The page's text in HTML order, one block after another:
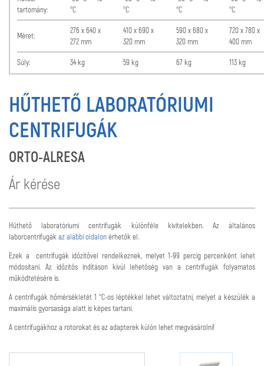
HŰTHETŐ LABORATÓRIUMI
CENTRIFUGÁK
ORTO-ALRESA
Ár kérése
Hűthető laboratóriumi centrifugák különféle kivitelekben. Az általános
laborcentrifugákaz alábbi oldalonérhetők el.
Ezek a centrifugák időzítővel rendelkeznek, melyet 1-99 percig percenként lehet
módosítani. Az időzítős indításon kívül lehetőség van a centrifugák folyamatos
működtetésére is.
A centrifugák hőmérsékletét 1 °C-os léptékkel lehet változtatni, melyet a készülék a
maximális gyorsasága alatt is képes tartani.
A centrifugákhoz a rotorokat és az adapterek külön lehet megvásárolni!
tartomány:
°C
°C
°C
°C
Méret:
276 x 640 x
272 mm
410 x 690 x
320 mm
590 x 680 x
320 mm
720 x 780 x
400 mm
Súly: 34 kg 59 kg 67 kg 113 kg